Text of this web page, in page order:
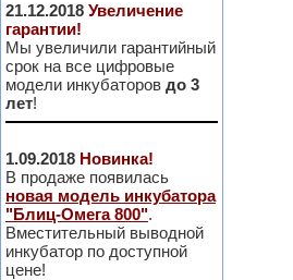
21.12.2018 Увеличение
гарантии!
Мы увеличили гарантийный
срок на все цифровые
модели инкубаторов до 3
лет!
1.09.2018 Новинка!
В продаже появилась
новая модель инкубатора
"Блиц-Омега 800".
Вместительный выводной
инкубатор по доступной
цене!